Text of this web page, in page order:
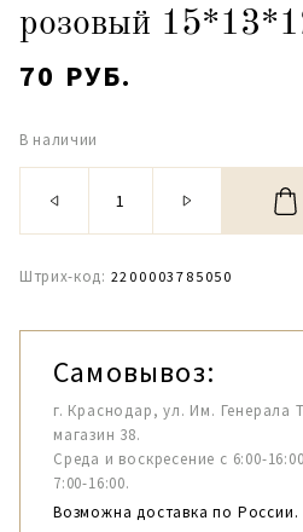
розовый
70 РУБ.
В наличии
Штрих-код: 2200003785050
Самовывоз:
г. Краснодар, ул. Им. Генерала
магазин 38.
Среда и воскресение с 6:00-
7:00-16:00.
Возможна доставка по России.